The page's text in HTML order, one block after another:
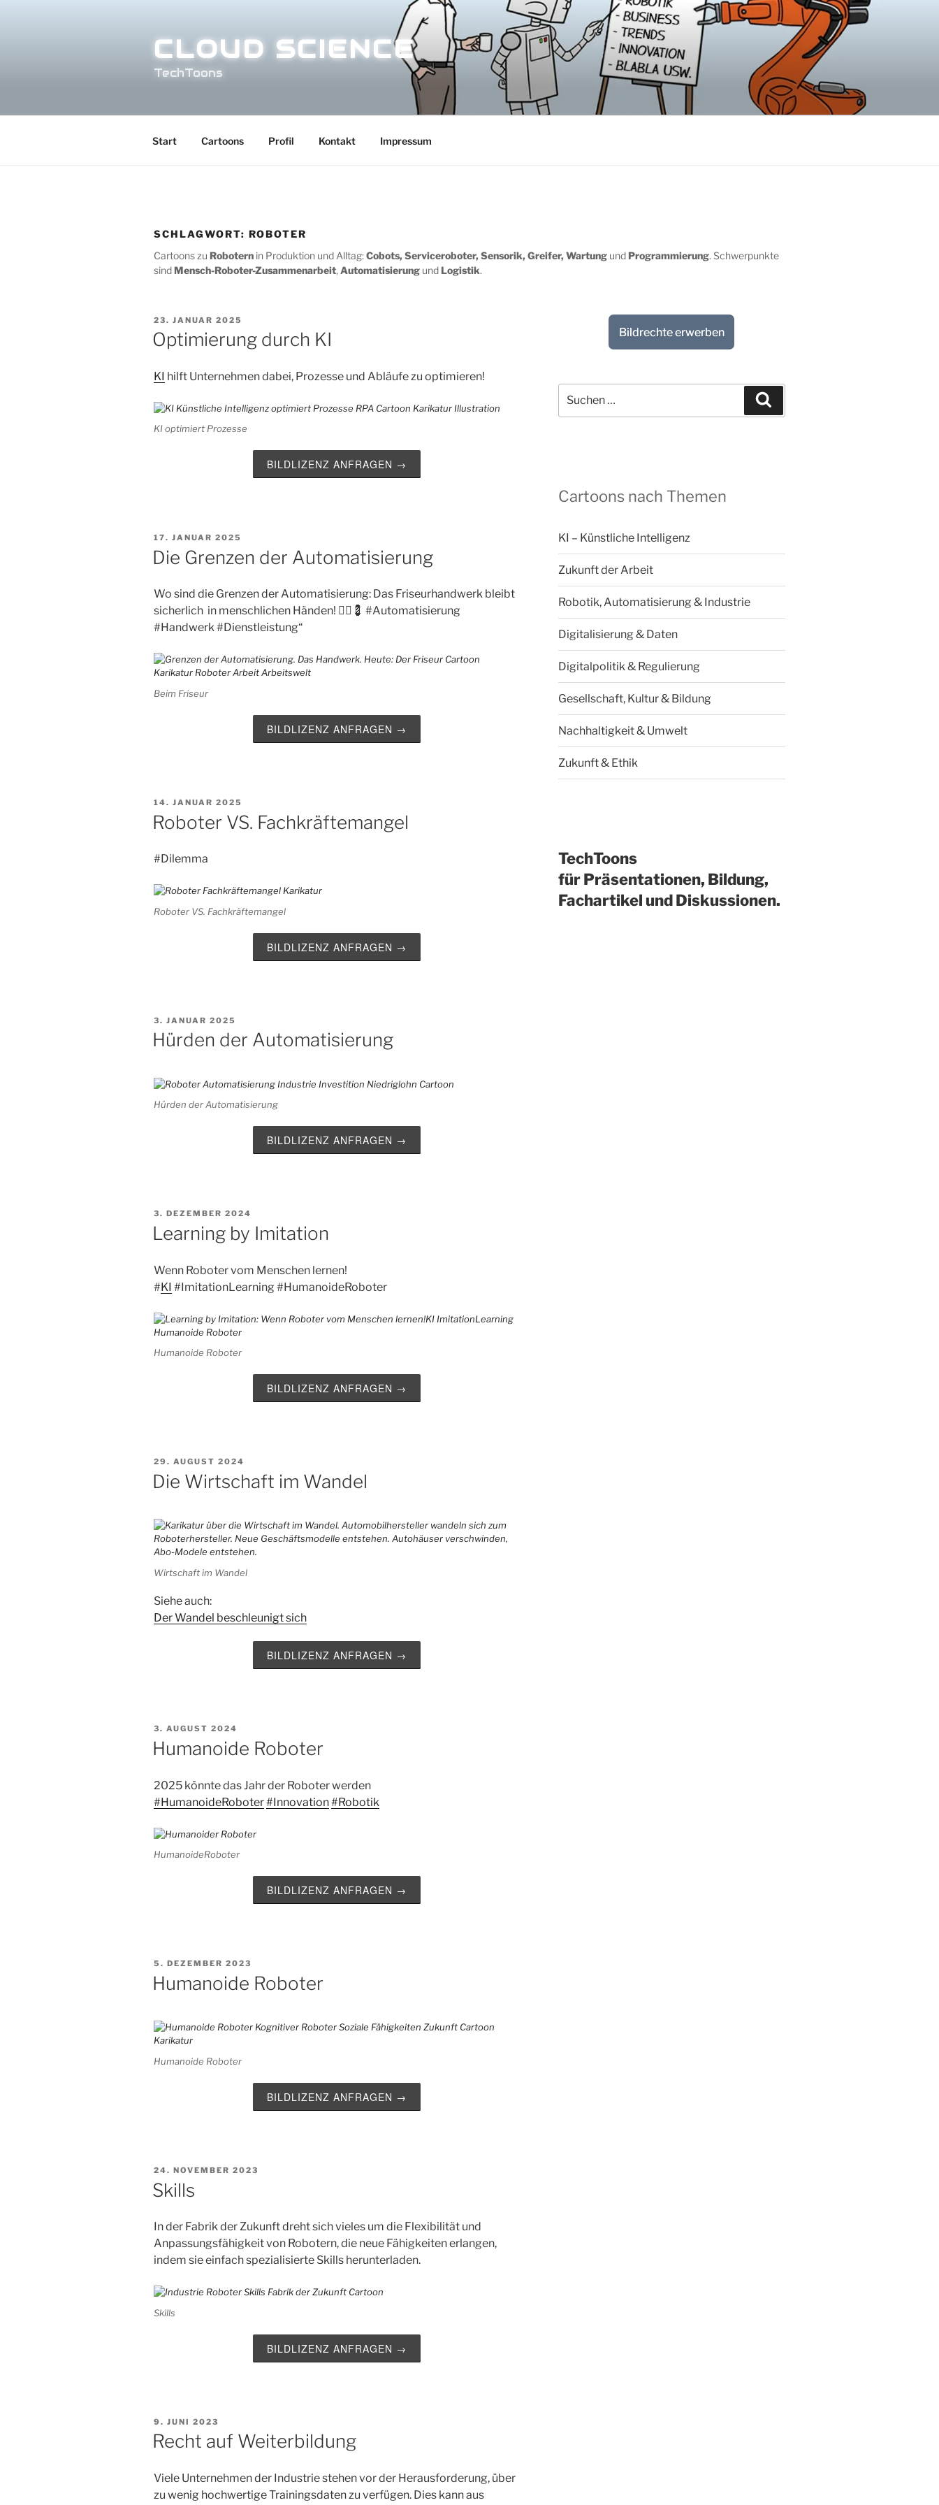
CLOUD SCIENCE
TechToons
Start Cartoons Profil Kontakt Impressum
SCHLAGWORT: ROBOTER
Cartoons zu Robotern in Produktion und Alltag:Cobots, Serviceroboter, Sensorik, Greifer, Wartung und Programmierung. Schwerpunkte
sind Mensch-Roboter-Zusammenarbeit, Automatisierung und Logistik.
VERÖFFENTLICHT
AM
23. JANUAR 2025
Optimierung durch KI
KI hilft Unternehmen dabei, Prozesse und Abläufe zu optimieren!
KI optimiert Prozesse
BILDLIZENZ ANFRAGEN →
VERÖFFENTLICHT
AM
17. JANUAR 2025
Die Grenzen der Automatisierung
Wo sind die Grenzen der Automatisierung: Das Friseurhandwerk bleibt
sicherlich in menschlichen Händen! 💇‍♂️💈 #Automatisierung
#Handwerk #Dienstleistung“
Beim Friseur
BILDLIZENZ ANFRAGEN →
VERÖFFENTLICHT
AM
14. JANUAR 2025
Roboter VS. Fachkräftemangel
#Dilemma
Roboter VS. Fachkräftemangel
BILDLIZENZ ANFRAGEN →
VERÖFFENTLICHT
AM
3. JANUAR 2025
Hürden der Automatisierung
Hürden der Automatisierung
BILDLIZENZ ANFRAGEN →
VERÖFFENTLICHT
AM
3. DEZEMBER 2024
Learning by Imitation
Wenn Roboter vom Menschen lernen!
#KI #ImitationLearning #HumanoideRoboter
Humanoide Roboter
BILDLIZENZ ANFRAGEN →
VERÖFFENTLICHT
AM
29. AUGUST 2024
Die Wirtschaft im Wandel
Wirtschaft im Wandel
Siehe auch:
Der Wandel beschleunigt sich
BILDLIZENZ ANFRAGEN →
VERÖFFENTLICHT
AM
3. AUGUST 2024
Humanoide Roboter
2025 könnte das Jahr der Roboter werden
#HumanoideRoboter#Innovation#Robotik
HumanoideRoboter
BILDLIZENZ ANFRAGEN →
VERÖFFENTLICHT
AM
5. DEZEMBER 2023
Humanoide Roboter
Humanoide Roboter
BILDLIZENZ ANFRAGEN →
VERÖFFENTLICHT
AM
24. NOVEMBER 2023
Skills
In der Fabrik der Zukunft dreht sich vieles um die Flexibilität und
Anpassungsfähigkeit von Robotern, die neue Fähigkeiten erlangen,
indem sie einfach spezialisierte Skills herunterladen.
Skills
BILDLIZENZ ANFRAGEN →
VERÖFFENTLICHT
AM
9. JUNI 2023
Recht auf Weiterbildung
Viele Unternehmen der Industrie stehen vor der Herausforderung, über
zu wenig hochwertige Trainingsdaten zu verfügen. Dies kann aus
Bildrechte erwerben
nach:
Cartoons nach Themen
KI – Künstliche Intelligenz
Zukunft der Arbeit
Robotik, Automatisierung & Industrie
Digitalisierung & Daten
Digitalpolitik & Regulierung
Gesellschaft, Kultur & Bildung
Nachhaltigkeit & Umwelt
Zukunft & Ethik
TechToons
für Präsentationen, Bildung,
Fachartikel und Diskussionen.